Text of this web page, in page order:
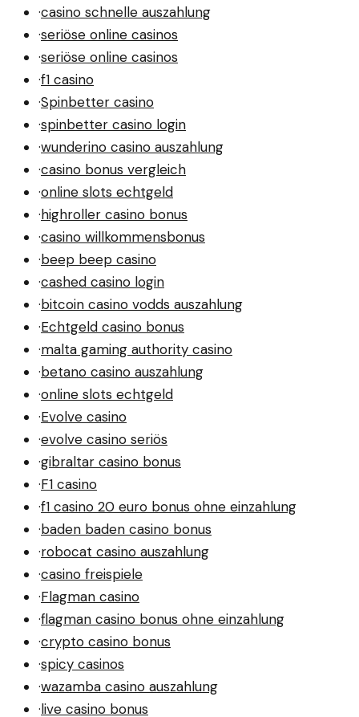
·casino schnelle auszahlung
·seriöse online casinos
·seriöse online casinos
·f1 casino
·Spinbetter casino
·spinbetter casino login
·wunderino casino auszahlung
·casino bonus vergleich
·online slots echtgeld
·highroller casino bonus
·casino willkommensbonus
·beep beep casino
·cashed casino login
·bitcoin casino vodds auszahlung
·Echtgeld casino bonus
·malta gaming authority casino
·betano casino auszahlung
·online slots echtgeld
·Evolve casino
·evolve casino seriös
·gibraltar casino bonus
·F1 casino
·f1 casino 20 euro bonus ohne einzahlung
·baden baden casino bonus
·robocat casino auszahlung
·casino freispiele
·Flagman casino
·flagman casino bonus ohne einzahlung
·crypto casino bonus
·spicy casinos
·wazamba casino auszahlung
·live casino bonus